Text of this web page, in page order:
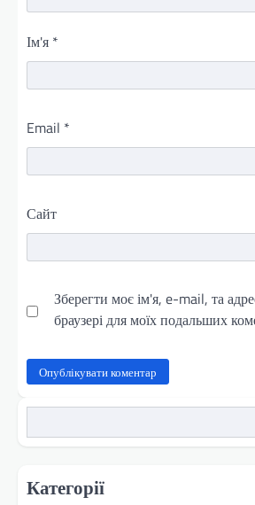
Ім'я *
Email *
Сайт
Зберегти моє ім'я, e-mail, та
браузері для моїх подальших
Категорії